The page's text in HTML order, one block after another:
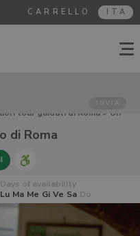
ITA
CARRELLO
INVIA
tour guidati di Roma > Un
di Roma
Days of availability
Lu Ma Me Gi Ve Sa Do